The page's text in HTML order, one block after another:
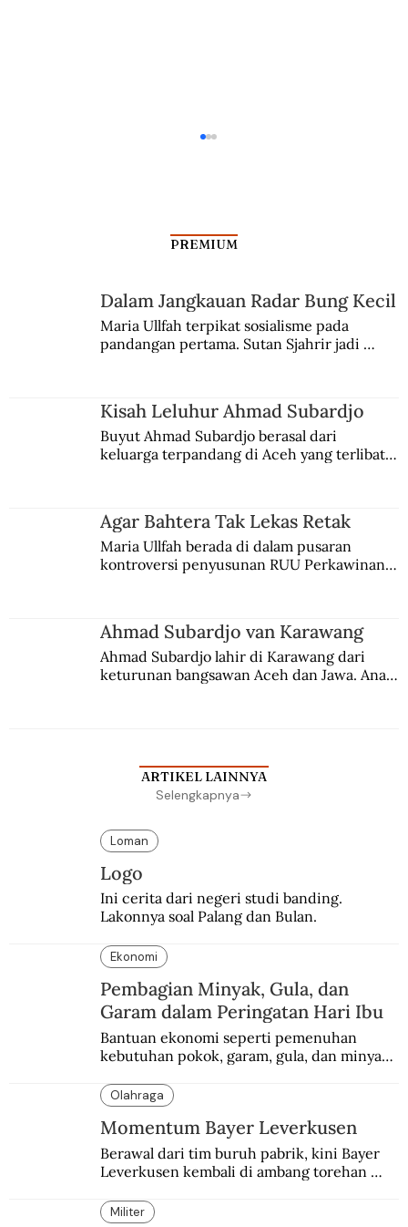
PREMIUM
Dalam Jangkauan Radar Bung Kecil
Maria Ullfah terpikat sosialisme pada
pandangan pertama. Sutan Sjahrir jadi
Kisah Leluhur Ahmad Subardjo
Buyut Ahmad Subardjo berasal dari
keluarga terpandang di Aceh yang terlibat
Agar Bahtera Tak Lekas Retak
Maria Ullfah berada di dalam pusaran
kontroversi penyusunan RUU Perkawinan.
Ahmad Subardjo van Karawang
Ahmad Subardjo lahir di Karawang dari
keturunan bangsawan Aceh dan Jawa. Anak
ARTIKEL LAINNYA
Selengkapnya
Loman
Logo
Ini cerita dari negeri studi banding.
Lakonnya soal Palang dan Bulan.
Ekonomi
Pembagian Minyak, Gula, dan
Garam dalam Peringatan Hari Ibu
Bantuan ekonomi seperti pemenuhan
kebutuhan pokok, garam, gula, dan minyak
peringatan Hari Ibu.
Olahraga
Momentum Bayer Leverkusen
Berawal dari tim buruh pabrik, kini Bayer
Leverkusen kembali di ambang torehan
“Neverkusen”.
Militer